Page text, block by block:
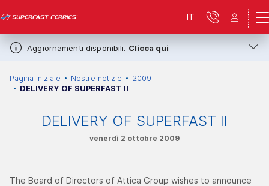
Aggiornamenti disponibili. Clicca qui
IT
Pagina iniziale Nostre notizie
2009
DELIVERY OF SUPERFAST ΙI
DELIVERY OF SUPERFAST ΙI
venerdì 2 ottobre 2009
The Board of Directors of Attica Group wishes to announce